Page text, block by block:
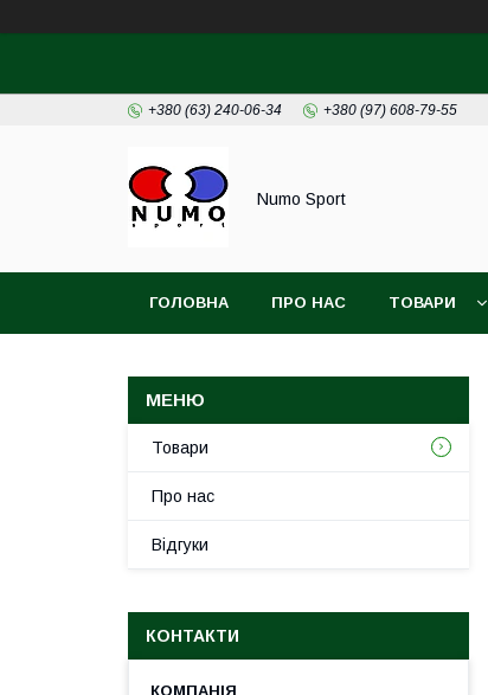
+380 (63) 240-06-34 +380 (97) 608-79-55
Numo Sport
ГОЛОВНА ПРО НАС ТОВАРИ
Товари
Про нас
Відгуки
КОНТАКТИ